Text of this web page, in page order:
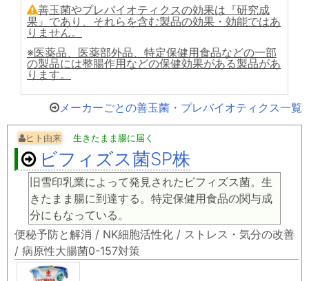
善玉菌やプレバイオティクスの効果は『研究成
果』であり、それらを含む製品の効果・効能ではあ
りません。
※医薬品、医薬部外品、特定保健用食品などの一部
の製品には整腸作用などの保健効果がある製品があ
ります。
メーカーごとの善玉菌・プレバイオティクス一覧
ヒト由来 生きたまま腸に届く
ビフィズス菌SP株
旧雪印乳業によって発見されたビフィズス菌。生
きたまま腸に到達する。特定保健用食品の関与成
分にもなっている。
便秘予防と解消 / NK細胞活性化 / ストレス・気分の改善
/ 病原性大腸菌0-157対策